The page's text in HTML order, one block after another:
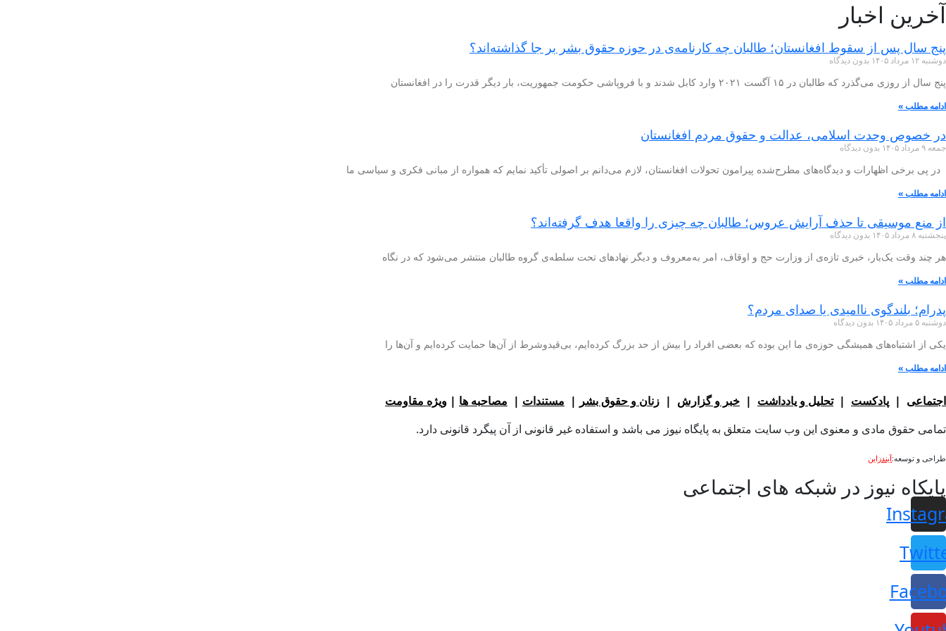
آخرین اخبار
پنج سال پس از سقوط افغانستان؛ طالبان چه کارنامه‌ی در حوزه حقوق بشر بر جا گذاشته‌اند؟
دوشنبه ۱۲ مرداد ۱۴۰۵ بدون دیدگاه
پنج سال از روزی می‌گذرد که طالبان در ۱۵ آگست ۲۰۲۱ وارد کابل شدند و با فروپاشی حکومت جمهوریت، بار دیگر قدرت را در افغانستان
ادامه مطلب »
در خصوص وحدت اسلامی، عدالت و حقوق مردم افغانستان
جمعه ۹ مرداد ۱۴۰۵ بدون دیدگاه
در پی برخی اظهارات و دیدگاه‌های مطرح‌شده پیرامون تحولات افغانستان، لازم می‌دانم بر اصولی تأکید نمایم که همواره از مبانی فکری و سیاسی ما
ادامه مطلب »
از منع موسیقی تا حذف آرایش عروس؛ طالبان چه چیزی را واقعا هدف گرفته‌اند؟
پنجشنبه ۸ مرداد ۱۴۰۵ بدون دیدگاه
هر چند وقت یک‌بار، خبری تازه‌ی از وزارت حج و اوقاف، امر به‌معروف و دیگر نهادهای تحت سلطه‌ی گروه طالبان منتشر می‌شود که در نگاه
ادامه مطلب »
پدرام؛ بلندگوی ناامیدی یا صدای مردم؟
دوشنبه ۵ مرداد ۱۴۰۵ بدون دیدگاه
یکی از اشتباه‌های همیشگی حوزه‌ی ما این بوده که بعضی افراد را بیش از حد بزرگ کرده‌ایم، بی‌قیدوشرط از آن‌ها حمایت کرده‌ایم و آن‌ها را
ادامه مطلب »
اجتماعی | پادکست |تحلیل و یادداشت | خبر و گزارش | زنان و حقوق بشر | مستندات | مصاحبه ها | ویژه مقاومت
تمامی حقوق مادی و معنوی این وب سایت متعلق به پایگاه نیوز می باشد و استفاده غیر قانونی از آن پیگرد قانونی دارد.
طراحی و توسعه:آیندزاین
پایکاه نیوز در شبکه های اجتماعی